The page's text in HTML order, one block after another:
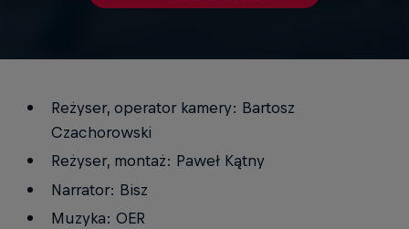
Reżyser, operator kamery: Bartosz
Czachorowski
Reżyser, montaż: Paweł Kątny
Narrator: Bisz
Muzyka: OER